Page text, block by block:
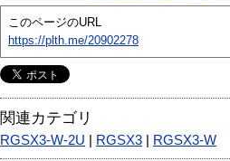
このページのURL
https://plth.me/20902278
関連カテゴリ
RGSX3-W-2U RGSX3 RGSX3-W